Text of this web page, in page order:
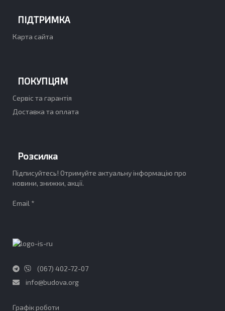
ПІДТРИМКА
Карта сайта
ПОКУПЦЯМ
Сервіс та гарантія
Доставка та оплата
Розсилка
Підписуйтесь! Отримуйте актуальну інформацію про
новини, знижки, акції.
Email *
(067) 402-72-07
info@budova.org
Графік роботи​